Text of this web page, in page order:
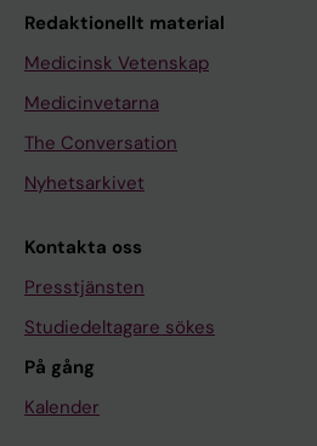
Redaktionellt material
Medicinsk Vetenskap
Medicinvetarna
The Conversation
Nyhetsarkivet
Kontakta oss
Presstjänsten
Studiedeltagare sökes
På gång
Kalender